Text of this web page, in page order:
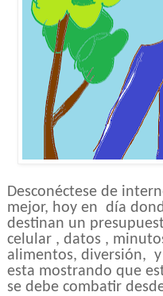
Desconéctese de
mejor, hoy en día
destinan un
celular , datos ,
alimentos, diversión,
esta mostrando que
se debe combatir